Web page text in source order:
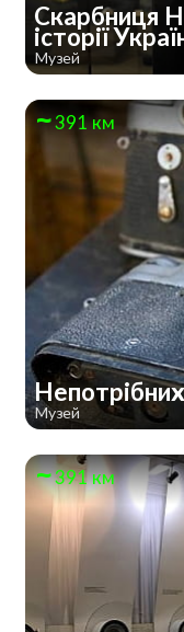
Скарбниця
історії
Музей
391 км
Музей
391 км